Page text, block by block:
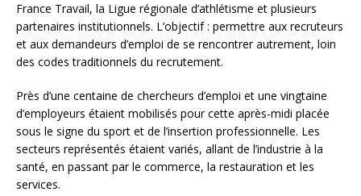
France Travail, la Ligue régionale d’athlétisme et plusieurs
partenaires institutionnels. L’objectif : permettre aux recruteurs
et aux demandeurs d’emploi de se rencontrer autrement, loin
des codes traditionnels du recrutement.
Près d’une centaine de chercheurs d’emploi et une vingtaine
d’employeurs étaient mobilisés pour cette après-midi placée
sous le signe du sport et de l’insertion professionnelle. Les
secteurs représentés étaient variés, allant de l’industrie à la
santé, en passant par le commerce, la restauration et les
services.